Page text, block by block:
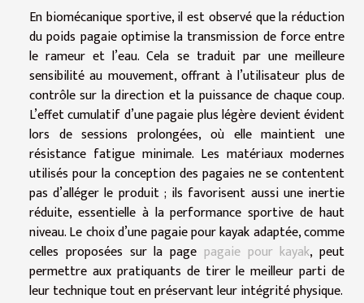
En biomécanique sportive, il est observé que la réduction
du poids pagaie optimise la transmission de force entre
le rameur et l’eau. Cela se traduit par une meilleure
sensibilité au mouvement, offrant à l’utilisateur plus de
contrôle sur la direction et la puissance de chaque coup.
L’effet cumulatif d’une pagaie plus légère devient évident
lors de sessions prolongées, où elle maintient une
résistance fatigue minimale. Les matériaux modernes
utilisés pour la conception des pagaies ne se contentent
pas d’alléger le produit ; ils favorisent aussi une inertie
réduite, essentielle à la performance sportive de haut
niveau. Le choix d’une pagaie pour kayak adaptée, comme
celles proposées sur la page pagaie pour kayak, peut
permettre aux pratiquants de tirer le meilleur parti de
leur technique tout en préservant leur intégrité physique.